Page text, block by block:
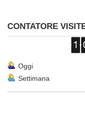
CONTATORE
Oggi
Settimana